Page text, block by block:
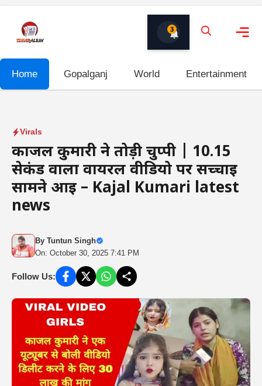
content
3
Home Gopalganj World Entertainment
Virals
काजल कुमारी ने तोड़ी चुप्पी | 10.15
सेकंड वाला वायरल वीडियो पर सच्चाई
सामने आई – Kajal Kumari latest
news
By Tuntun Singh
On: October 30, 2025 7:41 PM
Follow Us: